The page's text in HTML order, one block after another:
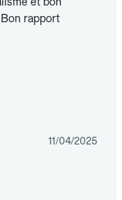
rapport
11/04/2025